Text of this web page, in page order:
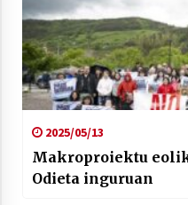
2025/05/13
Makroproiektu
Odieta inguruan